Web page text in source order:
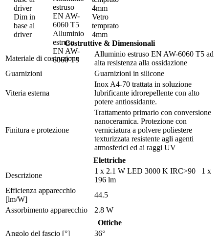
Dim in
base al
driver
Alluminio
estruso
EN AW-
6060 T5
Vetro
temprato
4mm
Costruttive & Dimensionali
Materiale di costruzione
Alluminio estruso EN AW-6060 T5 ad
alta resistenza alla ossidazione
Guarnizioni
Guarnizioni in silicone
Viteria esterna
Inox A4-70 trattata in soluzione
lubrificante idrorepellente con alto
potere antiossidante.
Finitura e protezione
Trattamento primario con conversione
nanoceramica. Protezione con
verniciatura a polvere poliestere
texturizzata resistente agli agenti
atmosferici ed ai raggi UV
Elettriche
Descrizione
1 x 2.1 W LED 3000 K IRC>90 1 x
196 lm
Efficienza apparecchio
[lm/W]
44.5
Assorbimento apparecchio
2.8 W
Ottiche
Angolo del fascio [°]
36°